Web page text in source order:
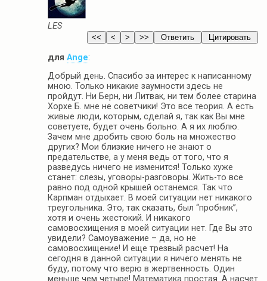
LES
для Ange:
Добрый день. Спасибо за интерес к написанному
мною. Только никакие заумности здесь не
пройдут. Ни Берн, ни Литвак, ни тем более старина
Хорхе Б. мне не советчики! Это все теория. А есть
живые люди, которым, сделай я, так как Вы мне
советуете, будет очень больно. А я их люблю.
Зачем мне дробить свою боль на множество
других? Мои близкие ничего не знают о
предательстве, а у меня ведь от того, что я
разведусь ничего не изменится! Только хуже
станет: слезы, уговоры-разговоры. Жить-то все
равно под одной крышей останемся. Так что
Карпман отдыхает. В моей ситуации нет никакого
треугольника. Это, так сказать, был “пробник”,
хотя и очень жестокий. И никакого
самовосхищения в моей ситуации нет. Где Вы это
увидели? Самоуважение – да, но не
самовосхищение! И еще трезвый расчет! На
сегодня в данной ситуации я ничего менять не
буду, потому что верю в жертвенность. Один
меньше чем четыре! Математика простая. А насчет